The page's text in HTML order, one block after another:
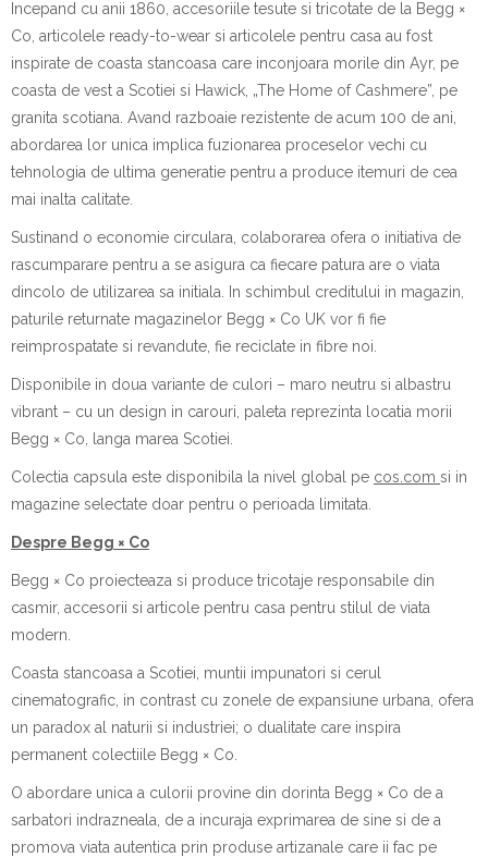
Incepand cu anii 1860, accesoriile tesute si tricotate de la Begg ×
Co, articolele ready-to-wear si articolele pentru casa au fost
inspirate de coasta stancoasa care inconjoara morile din Ayr, pe
coasta de vest a Scotiei si Hawick, „The Home of Cashmere”, pe
granita scotiana. Avand razboaie rezistente de acum 100 de ani,
abordarea lor unica implica fuzionarea proceselor vechi cu
tehnologia de ultima generatie pentru a produce itemuri de cea
mai inalta calitate.
Sustinand o economie circulara, colaborarea ofera o initiativa de
rascumparare pentru a se asigura ca fiecare patura are o viata
dincolo de utilizarea sa initiala. In schimbul creditului in magazin,
paturile returnate magazinelor Begg × Co UK vor fi fie
reimprospatate si revandute, fie reciclate in fibre noi.
Disponibile in doua variante de culori – maro neutru si albastru
vibrant – cu un design in carouri, paleta reprezinta locatia morii
Begg × Co, langa marea Scotiei.
Colectia capsula este disponibila la nivel global pe cos.com si in
magazine selectate doar pentru o perioada limitata.
Despre Begg × Co
Begg × Co proiecteaza si produce tricotaje responsabile din
casmir, accesorii si articole pentru casa pentru stilul de viata
modern.
Coasta stancoasa a Scotiei, muntii impunatori si cerul
cinematografic, in contrast cu zonele de expansiune urbana, ofera
un paradox al naturii si industriei; o dualitate care inspira
permanent colectiile Begg × Co.
O abordare unica a culorii provine din dorinta Begg × Co de a
sarbatori indrazneala, de a incuraja exprimarea de sine si de a
promova viata autentica prin produse artizanale care ii fac pe